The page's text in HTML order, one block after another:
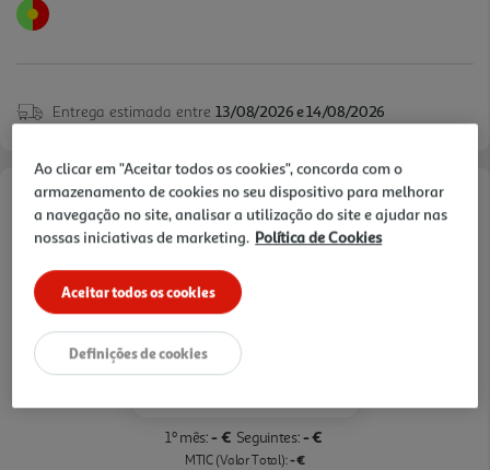
Entrega estimada entre 13/08/2026 e 14/08/2026
Opções de Financiamento
TAEG: 18,4%
Cartão Oney Auchan
saiba mais >
1º mês:- € Seguintes:- €
MTIC (Valor Total):- €
Ao clicar em "Aceitar todos os cookies", concorda com o
armazenamento de cookies no seu dispositivo para melhorar
a navegação no site, analisar a utilização do site e ajudar nas
nossas iniciativas de marketing. Política de Cookies
Aceitar todos os cookies
Definições de cookies